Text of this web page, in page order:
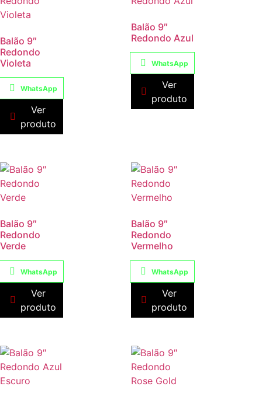
Balão 9″
Redondo
Violeta
WhatsApp
Ver
produto
Balão 9″
Redondo Azul
WhatsApp
Ver
produto
Balão 9″
Redondo
Verde
WhatsApp
Ver
produto
Balão 9″
Redondo
Vermelho
WhatsApp
Ver
produto